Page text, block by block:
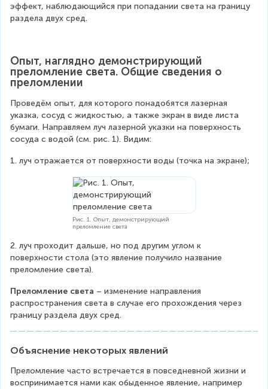
эффект, наблюдающийся при попадании света на границу
раздела двух сред.
Опыт, наглядно демонстрирующий
преломление света. Общие сведения о
преломлении
Проведём опыт, для которого понадобятся лазерная
указка, сосуд с жидкостью, а также экран в виде листа
бумаги. Направляем луч лазерной указки на поверхность
сосуда с водой (см. рис. 1). Видим:
1. луч отражается от поверхности воды (точка на экране);
Рис. 1. Опыт, демонстрирующий
преломление света
2. луч проходит дальше, но под другим углом к
поверхности стола (это явление получило название
преломление света).
Преломление света – изменение направления
распространения света в случае его прохождения через
границу раздела двух сред.
Объяснение некоторых явлений
Преломление часто встречается в повседневной жизни и
воспринимается нами как обыденное явление, например